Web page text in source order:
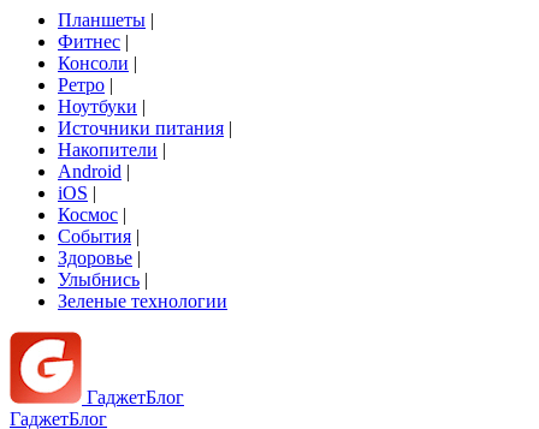
Планшеты |
Фитнес |
Консоли |
Ретро |
Ноутбуки |
Источники питания |
Накопители |
Android |
iOS |
Космос |
События |
Здоровье |
Улыбнись |
Зеленые технологии
ГаджетБлог
ГаджетБлог